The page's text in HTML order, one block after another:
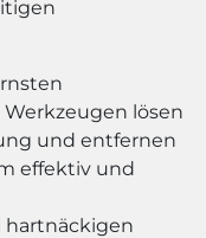
lösen
und entfernen
effektiv und
hartnäckigen